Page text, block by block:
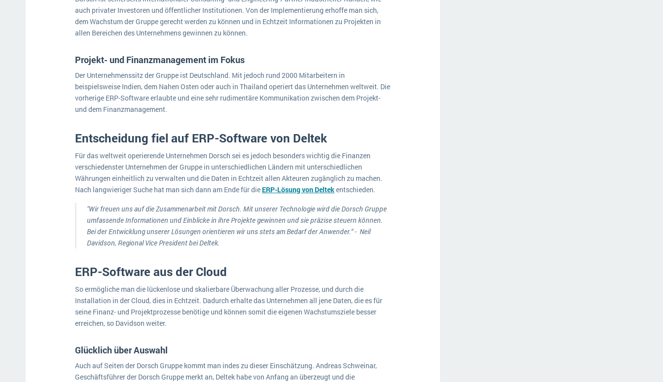
auch privater Investoren und öffentlicher Institutionen. Von der Implementierung erhoffe man sich,
dem Wachstum der Gruppe gerecht werden zu können und in Echtzeit Informationen zu Projekten in
allen Bereichen des Unternehmens gewinnen zu können.
Projekt- und Finanzmanagement im Fokus
Der Unternehmenssitz der Gruppe ist Deutschland. Mit jedoch rund 2000 Mitarbeitern in
beispielsweise Indien, dem Nahen Osten oder auch in Thailand operiert das Unternehmen weltweit. Die
vorherige ERP-Software erlaubte und eine sehr rudimentäre Kommunikation zwischen dem Projekt-
und dem Finanzmanagement.
Entscheidung fiel auf ERP-Software von Deltek
Für das weltweit operierende Unternehmen Dorsch sei es jedoch besonders wichtig die Finanzen
verschiedenster Unternehmen der Gruppe in unterschiedlichen Ländern mit unterschiedlichen
Währungen einheitlich zu verwalten und die Daten in Echtzeit allen Akteuren zugänglich zu machen.
Nach langwieriger Suche hat man sich dann am Ende für die ERP-Lösung von Deltekentschieden.
"Wir freuen uns auf die Zusammenarbeit mit Dorsch. Mit unserer Technologie wird die Dorsch Gruppe
umfassende Informationen und Einblicke in ihre Projekte gewinnen und sie präzise steuern können.
Bei der Entwicklung unserer Lösungen orientieren wir uns stets am Bedarf der Anwender.“ - Neil
Davidson, Regional Vice President bei Deltek.
ERP-Software aus der Cloud
So ermögliche man die lückenlose und skalierbare Überwachung aller Prozesse, und durch die
Installation in der Cloud, dies in Echtzeit. Dadurch erhalte das Unternehmen all jene Daten, die es für
seine Finanz- und Projektprozesse benötige und können somit die eigenen Wachstumsziele besser
erreichen, so Davidson weiter.
Glücklich über Auswahl
Auch auf Seiten der Dorsch Gruppe kommt man indes zu dieser Einschätzung. Andreas Schweinar,
Geschäftsführer der Dorsch Gruppe merkt an, Deltek habe von Anfang an überzeugt und die